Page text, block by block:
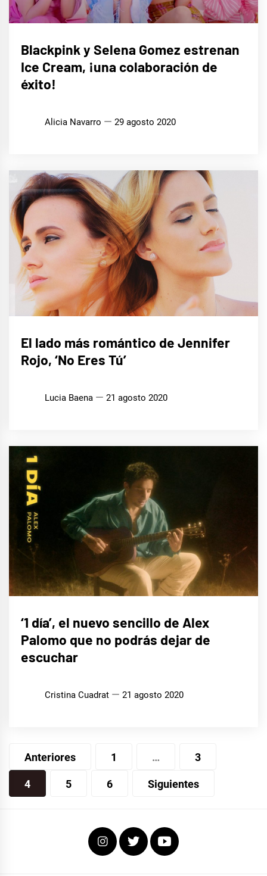
Blackpink y Selena Gomez estrenan
Ice Cream, ¡una colaboración de
éxito!
Alicia Navarro 29 agosto 2020
El lado más romántico de Jennifer
Rojo, ‘No Eres Tú’
Lucia Baena 21 agosto 2020
‘1 día’, el nuevo sencillo de Alex
Palomo que no podrás dejar de
escuchar
Cristina Cuadrat 21 agosto 2020
Navegación
de
entradas
Anteriores 1 … 3
4 5 6 Siguientes
InstagramTwitterYoutube